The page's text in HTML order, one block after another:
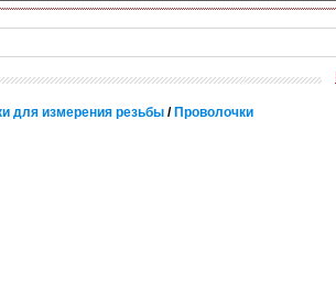
для измерения резьбы / Проволочки